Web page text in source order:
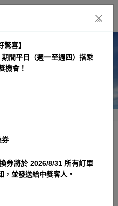
09/30~2027/03/31
×
喜】
間平日（週一至週四）搭乘
機會！
券
券將於 2026/8/31 所有訂單
，並發送給中獎客人。